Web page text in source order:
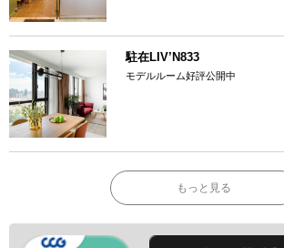
駐在LIV’N833
モデルルーム好評公開中
もっと見る